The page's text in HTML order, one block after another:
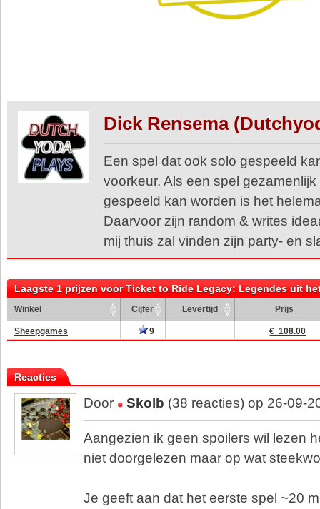
Dick Rensema
Een spel dat ook solo gespeeld
voorkeur. Als een spel
gespeeld kan worden is het
Daarvoor zijn random & writes
mij thuis zal vinden zijn party- en
Laagste 1 prijzen voor Ticket to Ride Legacy: Legendes uit
Winkel Cijfer Levertijd Prijs
Sheepgames 9 € 108.00
Reacties
Door Skolb (38 reacties) op 26-09-
Aangezien ik geen spoilers wil lezen
niet doorgelezen maar op wat
Je geeft aan dat het eerste spel ~20